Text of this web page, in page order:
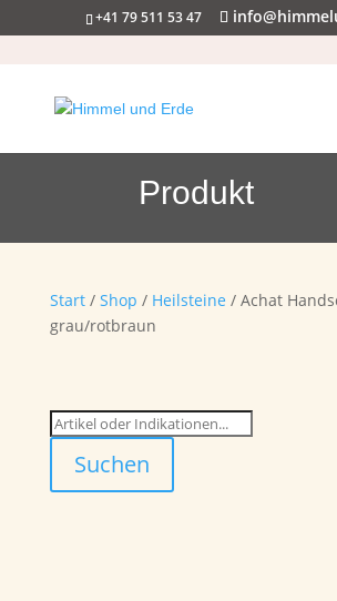
+41 79 511 53 47
Produkt
Start/ Shop / Heilsteine / Achat
grau/rotbraun
Suchen